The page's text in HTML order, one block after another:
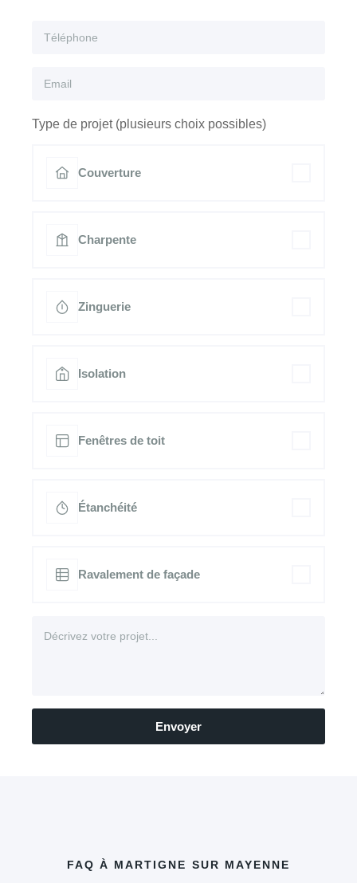
Type de projet (plusieurs choix possibles)
Couverture
Charpente
Zinguerie
Isolation
Fenêtres de toit
Étanchéité
Ravalement de façade
Envoyer
FAQ À MARTIGNE SUR MAYENNE